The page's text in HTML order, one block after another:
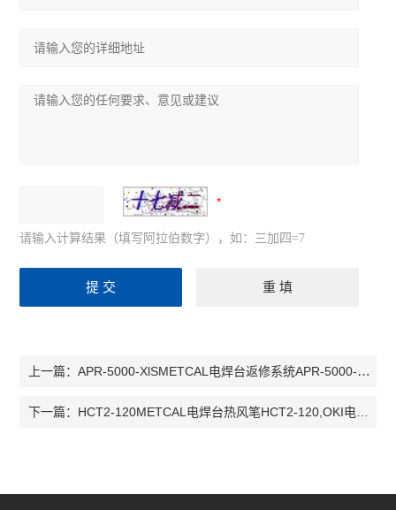
请输入计算结果（填写阿拉伯数字），如：三加四=7
上一篇：APR-5000-XlSMETCAL电焊台返修系统APR-5000-XlS,OKI电焊台APR-5000-XlS
下一篇： HCT2-120METCAL电焊台热风笔HCT2-120,OKI电焊台热风笔HCT2-120